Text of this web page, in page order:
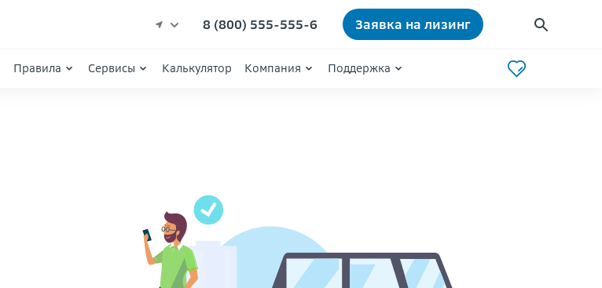
8 (800) 555-555-6 Заявка на лизинг
Правила Сервисы Калькулятор Компания Поддержка